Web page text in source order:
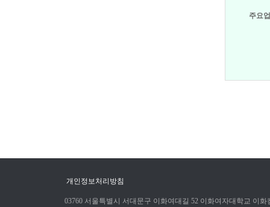
주요
개인정보처리방침
03760 서울특별시 서대문구 이화여대길 52 이화여자대학교 이